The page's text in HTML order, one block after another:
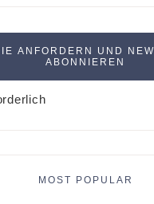
MOST POPULAR